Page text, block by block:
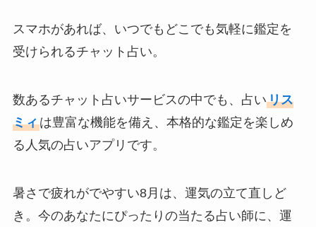
スマホがあれば、いつでもどこでも気軽に鑑定を
受けられるチャット占い。
数あるチャット占いサービスの中でも、占いリス
ミィは豊富な機能を備え、本格的な鑑定を楽しめ
る人気の占いアプリです。
暑さで疲れがでやすい8月は、運気の立て直しど
き。今のあなたにぴったりの当たる占い師に、運